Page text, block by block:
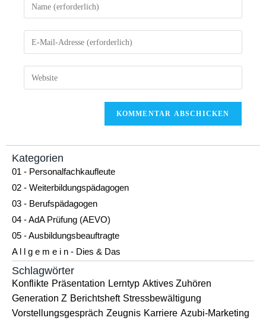
Kategorien
01 - Personalfachkaufleute
02 - Weiterbildungspädagogen
03 - Berufspädagogen
04 - AdA Prüfung (AEVO)
05 - Ausbildungsbeauftragte
A l l g e m e i n - Dies & Das
Schlagwörter
Konflikte Präsentation Lerntyp Aktives Zuhören
Generation Z Berichtsheft Stressbewältigung
Vorstellungsgespräch Zeugnis Karriere Azubi-Marketing